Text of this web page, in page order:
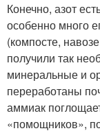
Конечно, азот
особенно много
(компосте,
получили так
минеральные и
переработаны
аммиак
«помощников»,